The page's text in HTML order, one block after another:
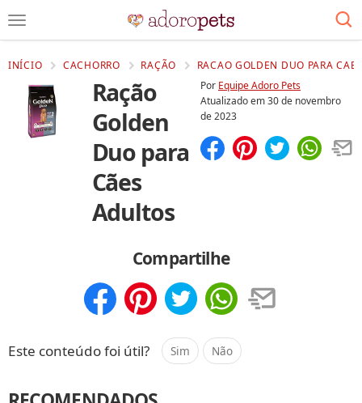
INÍCIO CACHORRO RAÇÃO RACAO GOLDEN DUO PARA
Ração
Golden
Duo para
Cães
Adultos
Por Equipe Adoro Pets
Atualizado em30 de novembro
de 2023
Compartilhe
Este conteúdo foi útil? Sim Não